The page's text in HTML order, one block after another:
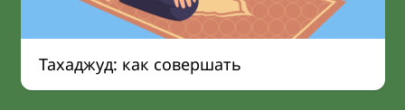
Тахаджуд: как совершать